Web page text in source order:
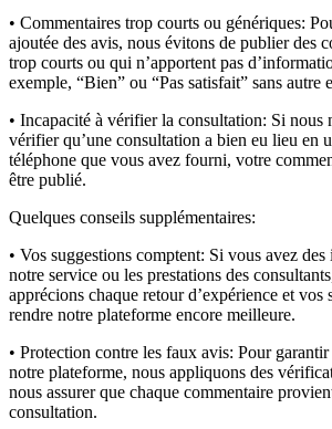
• Commentaires trop courts ou génériques:
ajoutée des avis, nous évitons de publier des
trop courts ou qui n’apportent pas
exemple, “Bien” ou “Pas satisfait” sans autre
• Incapacité à vérifier la consultation: Si nous
vérifier qu’une consultation a bien eu lieu en
téléphone que vous avez fourni, votre
être publié.
Quelques conseils supplémentaires:
• Vos suggestions comptent: Si vous avez
notre service ou les prestations des
apprécions chaque retour d’expérience et vos
rendre notre plateforme encore meilleure.
• Protection contre les faux avis: Pour
notre plateforme, nous appliquons des
nous assurer que chaque commentaire
consultation.